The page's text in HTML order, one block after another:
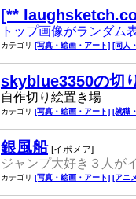
[**
トップ画像がランダム
カテゴリ [写真・絵画・アート] [同人
skyblue3350の切
自作切り絵置き場
カテゴリ [写真・絵画・アート] [就職
銀風船 [イポメア]
ジャンプ大好き３人が
カテゴリ [写真・絵画・アート] [アニ